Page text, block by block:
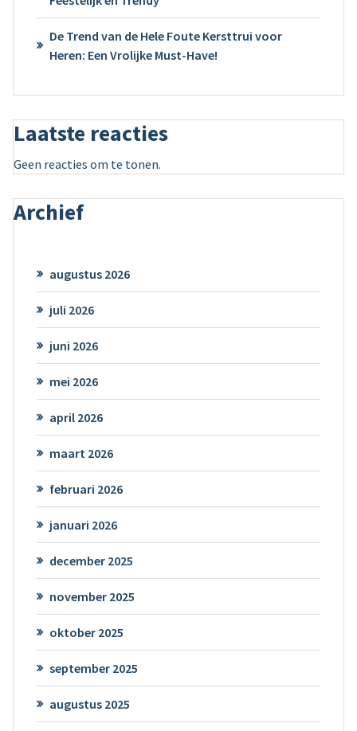
De Trend van de Hele Foute Kersttrui voor
Heren: Een Vrolijke Must-Have!
Laatste reacties
Geen reacties om te tonen.
Archief
augustus 2026
juli 2026
juni 2026
mei 2026
april 2026
maart 2026
februari 2026
januari 2026
december 2025
november 2025
oktober 2025
september 2025
augustus 2025